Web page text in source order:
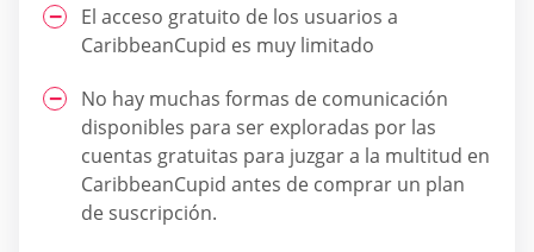
El acceso gratuito de los usuarios a
CaribbeanCupid es muy limitado
No hay muchas formas de comunicación
disponibles para ser exploradas por las
cuentas gratuitas para juzgar a la multitud en
CaribbeanCupid antes de comprar un plan
de suscripción.